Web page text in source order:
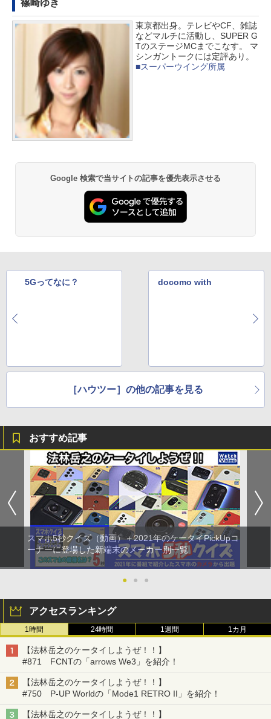
篠崎ゆき
東京都出身。テレビやCF、雑誌
などマルチに活動し、SUPER G
TのステージMCまでこなす。 マ
シンガントークには定評あり。
■スーパーウイング所属
Google 検索で当サイトの記事を優先表示させる
5Gってなに？ docomo with
［ハウツー］の他の記事を見る
おすすめ記事
スマホ5秒クイズ（動画）＋2021年のケータイPickUpコ
ーナーに登場した新端末のメーカー別一覧
● ● ●
アクセスランキング
1時間 24時間 1週間 1カ月
【法林岳之のケータイしようぜ！！】
#871 FCNTの「arrows We3」を紹介！
【法林岳之のケータイしようぜ！！】
#750 P-UP Worldの「Mode1 RETRO II」を紹介！
【法林岳之のケータイしようぜ！！】